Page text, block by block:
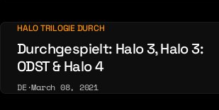
HALO TRILOGIE DURCH
Durchgespielt: Halo 3, Halo 3:
ODST & Halo 4
DE·March 08, 2021